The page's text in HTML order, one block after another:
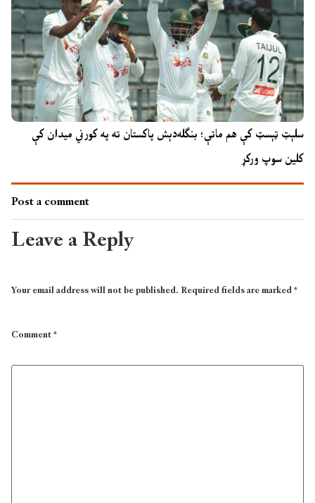
سلېټ ټېسټ کې هم ماتې؛ بنګله‌دېش پاکستان ته په کورني میدان کې
کلین سوپ ورکړ
Post a comment
Leave a Reply
Your email address will not be published.Required fields are marked*
Comment*